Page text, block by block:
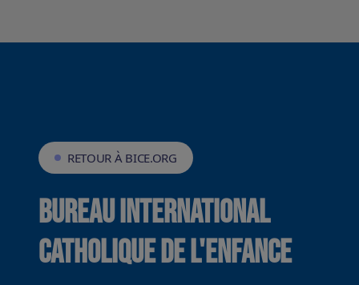
RETOUR À BICE.ORG
Bureau International
Catholique de l'Enfance